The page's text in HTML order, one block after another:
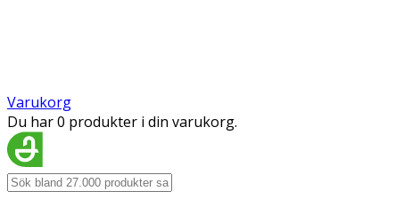
Varukorg
Du har 0 produkter i din varukorg.